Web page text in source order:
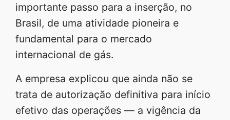
importante passo para a inserção, no
Brasil, de uma atividade pioneira e
fundamental para o mercado
internacional de gás.
A empresa explicou que ainda não se
trata de autorização definitiva para início
efetivo das operações — a vigência da